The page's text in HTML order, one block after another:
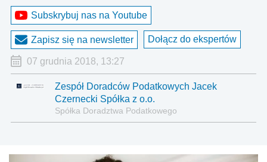
Subskrybuj nas na Youtube
Zapisz się na newsletter Dołącz do ekspertów
07 grudnia 2018, 13:27
Zespół Doradców Podatkowych Jacek
Czernecki Spółka z o.o.
Spółka Doradztwa Podatkowego